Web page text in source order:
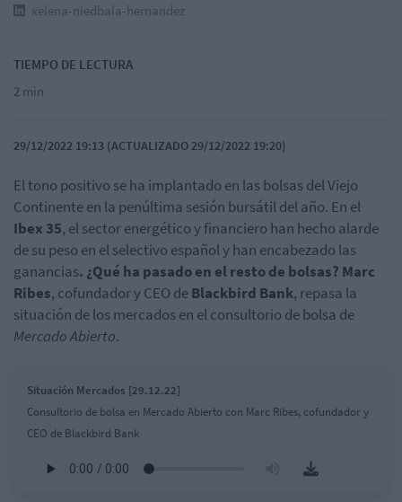
xelena-niedbala-hernandez
TIEMPO DE LECTURA
2 min
29/12/2022 19:13 (ACTUALIZADO 29/12/2022 19:20)
El tono positivo se ha implantado en las bolsas del Viejo
Continente en la penúltima sesión bursátil del año. En el
Ibex 35, el sector energético y financiero han hecho alarde
de su peso en el selectivo español y han encabezado las
ganancias. ¿Qué ha pasado en el resto de bolsas? Marc
Ribes, cofundador y CEO deBlackbird Bank, repasa la
situación de los mercados en el consultorio de bolsa de
Mercado Abierto.
Situación Mercados [29.12.22]
Consultorio de bolsa en Mercado Abierto con Marc Ribes, cofundador y
CEO de Blackbird Bank